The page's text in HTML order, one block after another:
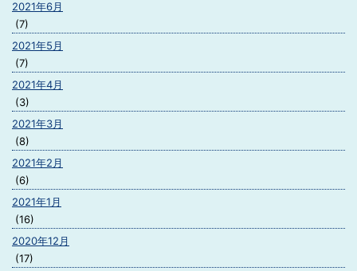
2021年6月
(7)
2021年5月
(7)
2021年4月
(3)
2021年3月
(8)
2021年2月
(6)
2021年1月
(16)
2020年12月
(17)